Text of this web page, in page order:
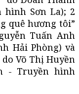
hình Sơn La); 2
quê hương tôi”
Tuấn Anh
Hải Phòng) và
Võ Thị Huyền
- Truyền hình